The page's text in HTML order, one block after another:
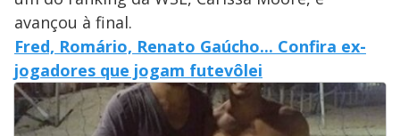
avançou à final.
Fred, Romário, Renato Gaúcho... Confira ex-
jogadores que jogam futevôlei